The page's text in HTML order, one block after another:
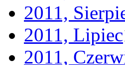
2011,
2011, Lipiec
2011,